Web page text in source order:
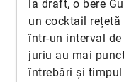
la draft, o bere
un cocktail rețetă
într-un interval
juriu au mai
întrebări și